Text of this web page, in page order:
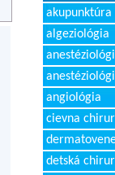
akupunktúra
algeziológia
angiológia
cievna
detská